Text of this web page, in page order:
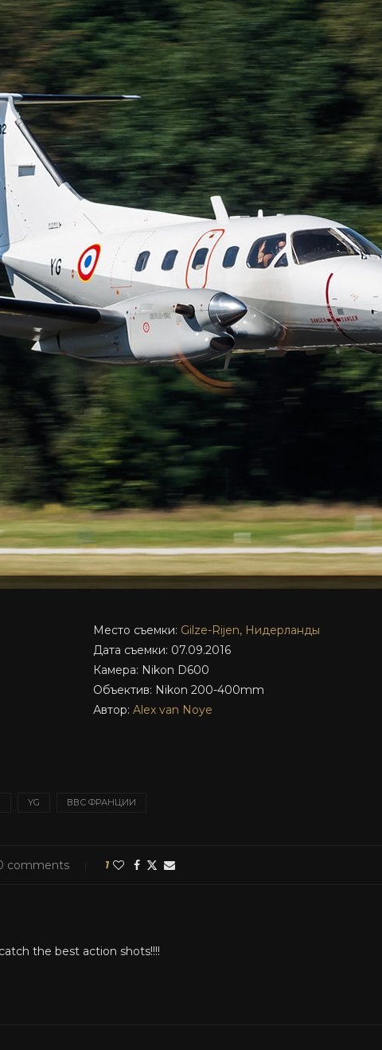
Место съемки: Gilze-Rijen, Нидерланды
Дата съемки: 07.09.2016
Камера: Nikon D600
Объектив: Nikon 200-400mm
Автор: Alex van Noye
YG ВВС ФРАНЦИИ
comments 1
the best action shots!!!!